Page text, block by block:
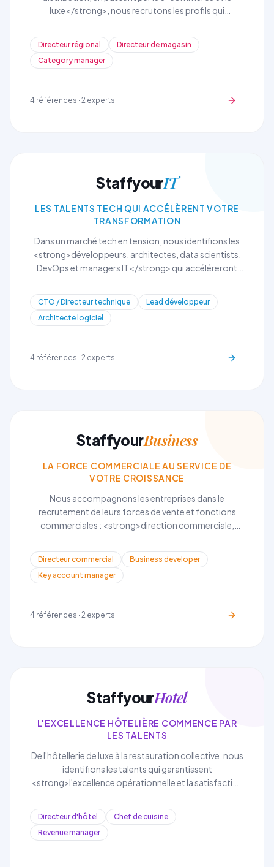
luxe</strong>, nous recrutons les profils qui
performance commerciale de vos réseaux de vente.
Directeur régional
Directeur de magasin
Category manager
4 références · 2 experts
StaffyourIT
LES TALENTS TECH QUI ACCÉLÈRENT VOTRE
TRANSFORMATION
Dans un marché tech en tension, nous identifions les
<strong>développeurs, architectes, data scientists,
DevOps et managers IT</strong> qui accéléreront
équipes techniques.
CTO / Directeur technique
Lead développeur
Architecte logiciel
4 références · 2 experts
StaffyourBusiness
LA FORCE COMMERCIALE AU SERVICE DE
VOTRE CROISSANCE
Nous accompagnons les entreprises dans le
recrutement de leurs forces de vente et fonctions
commerciales : <strong>direction commerciale,
développement de réseau</strong>.
Directeur commercial
Business developer
Key account manager
4 références · 2 experts
StaffyourHotel
L'EXCELLENCE HÔTELIÈRE COMMENCE PAR
LES TALENTS
De l'hôtellerie de luxe à la restauration collective, nous
identifions les talents qui garantissent
<strong>l'excellence opérationnelle et la satisfaction
Directeur d'hôtel
Chef de cuisine
Revenue manager